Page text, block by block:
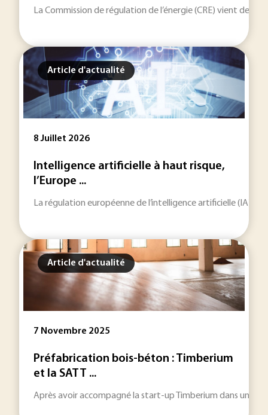
La Commission de régulation de l’énergie (CRE) vient de
Article d'actualité
8 Juillet 2026
Intelligence artificielle à haut risque,
l’Europe ...
La régulation européenne de l’intelligence artificielle (IA)
Article d'actualité
7 Novembre 2025
Préfabrication bois-béton : Timberium
et la SATT ...
Après avoir accompagné la start-up Timberium dans une